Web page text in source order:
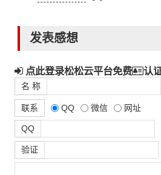
发表感想
点此登录松松云平台免费 认
名 称
联系 QQ 微信 网址
QQ
验证